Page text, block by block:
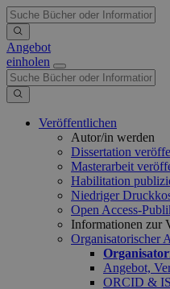
Angebot
einholen
Veröffentlichen
Autor/in werden
Dissertation
Masterarbeit
Habilitation
Niedriger
Open Access-
Informationen zur
Organisatorischer
Angebot,
ORCID &